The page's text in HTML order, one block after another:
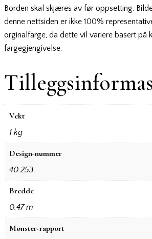
Borden skal skjæres av før oppsetting.
denne nettsiden er ikke 100%
orginalfarge, da dette vil variere basert på
fargegjengivelse.
Vekt
1 kg
Design-nummer
40 253
Bredde
0.47 m
Mønster-rapport